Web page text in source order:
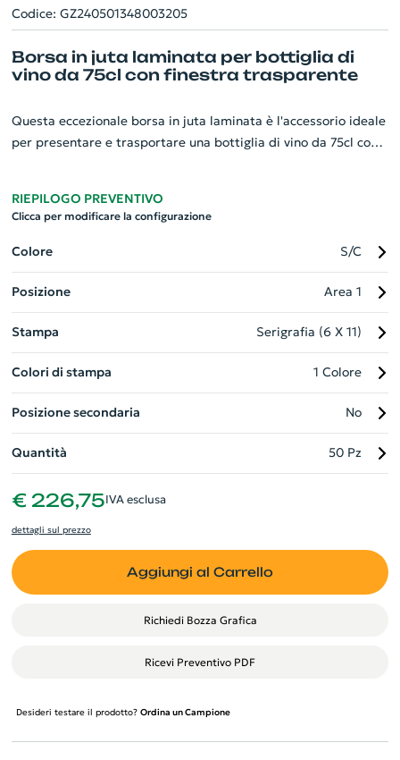
Codice: GZ240501348003205
Borsa in juta laminata per bottiglia di
vino da 75cl con finestra trasparente
Questa eccezionale borsa in juta laminata è l'accessorio ideale
per presentare e trasportare una bottiglia di vino da 75cl con
tocco in più è dato dalla finestra trasparente, che permette di
aziendale personalizzabile, perfetto per valorizzare il tuo
brand e lasciare un ricordo memorabile nei tuoi clienti.
RIEPILOGO PREVENTIVO
Clicca per modificare la configurazione
Colore S/C
Posizione Area 1
Stampa Serigrafia (6 X 11)
Colori di stampa 1 Colore
Posizione secondaria No
Quantità 50 Pz
€ 226,75IVA esclusa
dettagli sul prezzo
Aggiungi al Carrello
Richiedi Bozza Grafica
Ricevi Preventivo PDF
Desideri testare il prodotto? Ordina un Campione